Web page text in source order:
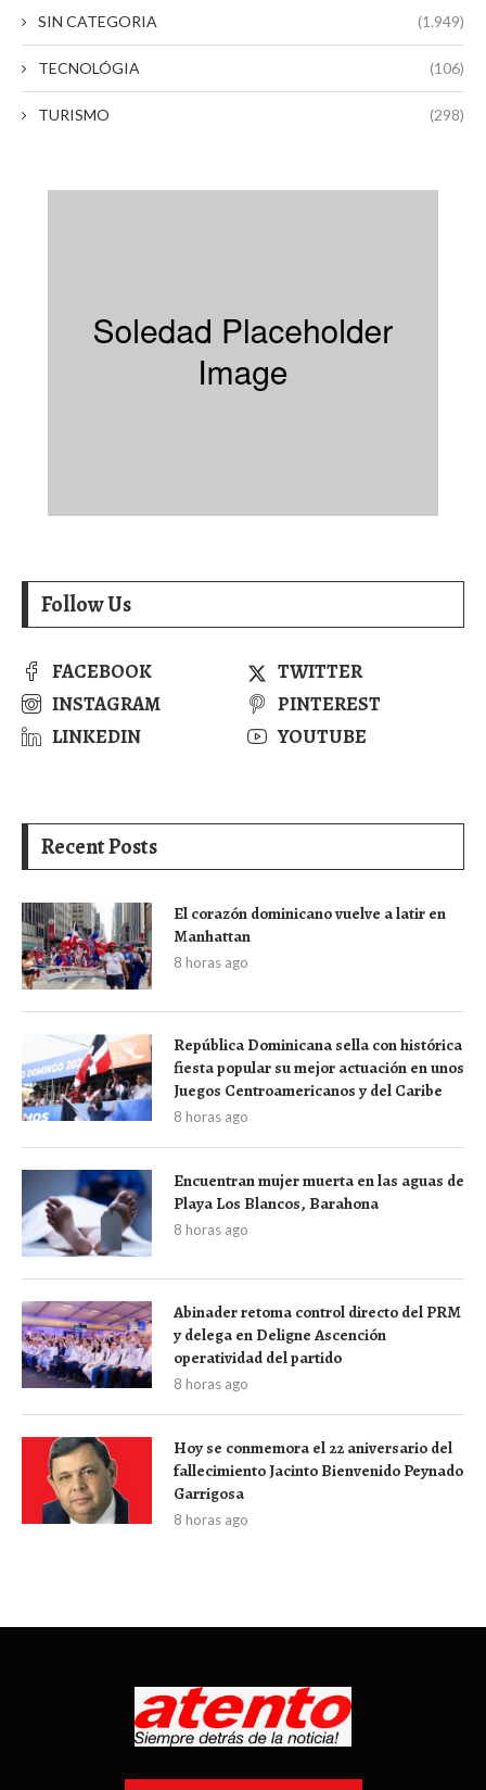
SIN CATEGORIA (1.949)
TECNOLÓGIA (106)
TURISMO (298)
Follow Us
FACEBOOK
TWITTER
INSTAGRAM
PINTEREST
LINKEDIN
YOUTUBE
Recent Posts
El corazón dominicano vuelve a latir en
Manhattan
8 horas ago
República Dominicana sella con histórica
fiesta popular su mejor actuación en unos
Juegos Centroamericanos y del Caribe
8 horas ago
Encuentran mujer muerta en las aguas de
Playa Los Blancos, Barahona
8 horas ago
Abinader retoma control directo del PRM
y delega en Deligne Ascención
operatividad del partido
8 horas ago
Hoy se conmemora el 22 aniversario del
fallecimiento Jacinto Bienvenido Peynado
Garrigosa
8 horas ago